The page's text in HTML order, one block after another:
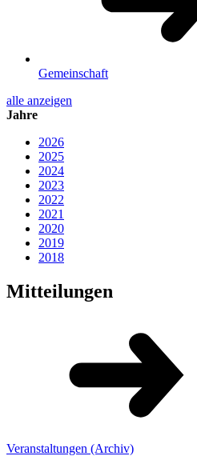
Gemeinschaft
alle anzeigen
Jahre
2026
2025
2024
2023
2022
2021
2020
2019
2018
Mitteilungen
Veranstaltungen (Archiv)